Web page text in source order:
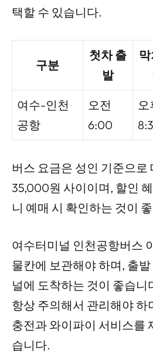
택할 수 있습니다.
구분
첫차 출
발
여수-인천
공항
오전
6:00
오
버스 요금은 성인 기준으
35,000원 사이이며, 할인
니 예매 시 확인하는 것이
여수터미널 인천공항버스
물칸에 보관해야 하며, 출
널에 도착하는 것이 좋습니
항상 주의해서 관리해야 하
충전과 와이파이 서비스를
습니다.